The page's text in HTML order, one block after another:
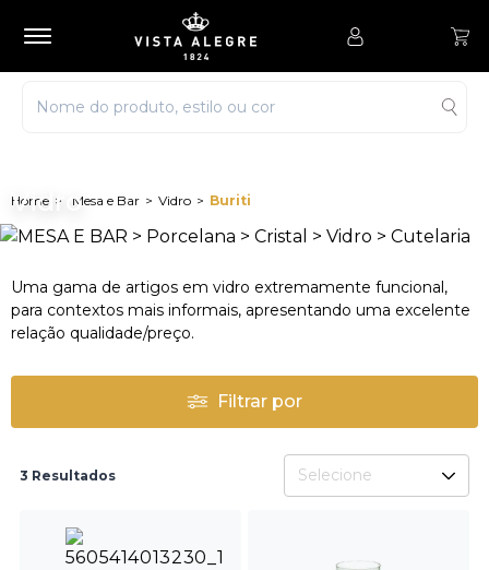
Mesa e Bar Vidro Buriti
Vidro
Uma gama de artigos em vidro extremamente funcional,
para contextos mais informais, apresentando uma excelente
relação qualidade/preço.
Filtrar por
3 Resultados Selecione